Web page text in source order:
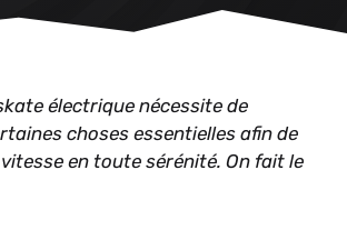
électrique nécessite de
choses essentielles afin de
en toute sérénité. On fait le